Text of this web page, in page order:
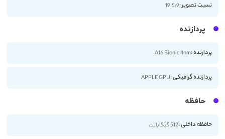
نسبت تصویر :19.5:9
پردازنده
پردازنده :A16 Bionic 4nm
پردازنده گرافیکی :APPLE GPU
حافظه
حافظه داخلی :512 گیگابایت